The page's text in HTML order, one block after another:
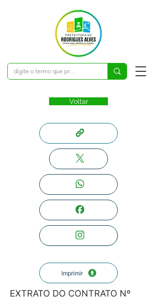
Voltar
Imprimir
EXTRATO DO CONTRATO Nº